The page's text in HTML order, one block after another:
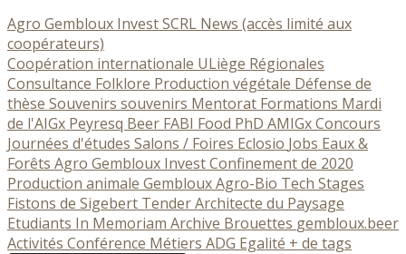
Agro Gembloux Invest SCRL News (accès limité aux
coopérateurs)
Coopération internationale ULiège Régionales
Consultance Folklore Production végétale Défense de
thèse Souvenirs souvenirs Mentorat Formations Mardi
de l'AIGx Peyresq Beer FABI Food PhD AMIGxConcours
Journées d'études Salons / Foires Eclosio Jobs Eaux &
Forêts Agro Gembloux InvestConfinement de 2020
Production animale Gembloux Agro-Bio Tech Stages
Fistons de Sigebert TenderArchitecte du Paysage
Etudiants In Memoriam Archive Brouettes gembloux.beer
Activités Conférence Métiers ADG Egalité + de tags